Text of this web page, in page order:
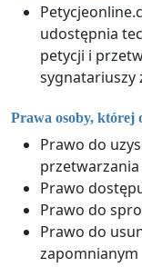
udostępnia
petycji i
sygnatariuszy
Prawa osoby, której
Prawo do
Prawo
Prawo do
Prawo do
zapomnianym